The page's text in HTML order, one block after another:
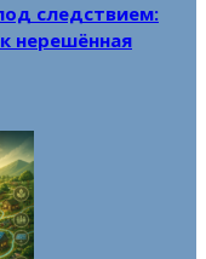
следствием:
нерешённая